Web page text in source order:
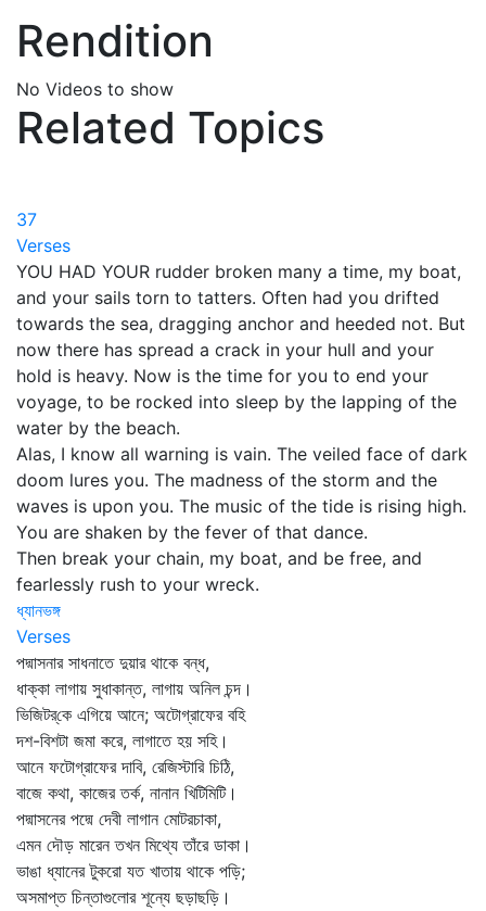
Rendition
No Videos to show
Related Topics
37
Verses
YOU HAD YOUR rudder broken many a time, my boat,
and your sails torn to tatters. Often had you drifted
towards the sea, dragging anchor and heeded not. But
now there has spread a crack in your hull and your
hold is heavy. Now is the time for you to end your
voyage, to be rocked into sleep by the lapping of the
water by the beach.
Alas, I know all warning is vain. The veiled face of dark
doom lures you. The madness of the storm and the
waves is upon you. The music of the tide is rising high.
You are shaken by the fever of that dance.
Then break your chain, my boat, and be free, and
fearlessly rush to your wreck.
ধ্যানভঙ্গ
Verses
পদ্মাসনার সাধনাতে দুয়ার থাকে বন্ধ,
ধাক্কা লাগায় সুধাকান্ত, লাগায় অনিল চন্দ।
ভিজিটর্‌কে এগিয়ে আনে; অটোগ্রাফের বহি
দশ-বিশটা জমা করে, লাগাতে হয় সহি।
আনে ফটোগ্রাফের দাবি, রেজিস্টারি চিঠি,
বাজে কথা, কাজের তর্ক, নানান খিটিমিটি।
পদ্মাসনের পদ্মে দেবী লাগান মোটরচাকা,
এমন দৌড় মারেন তখন মিথ্যে তাঁরে ডাকা।
ভাঙা ধ্যানের টুকরো যত খাতায় থাকে পড়ি;
অসমাপ্ত চিন্তাগুলোর শূন্যে ছড়াছড়ি।